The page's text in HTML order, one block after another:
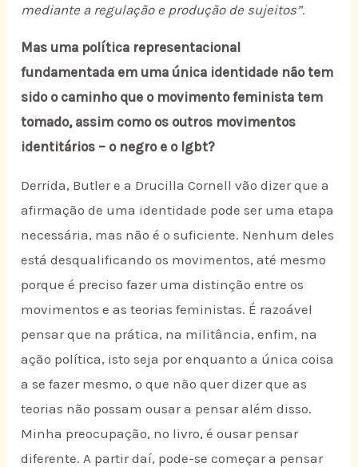
mediante a regulação e produção de sujeitos”.
Mas uma política representacional
fundamentada em uma única identidade não tem
sido o caminho que o movimento feminista tem
tomado, assim como os outros movimentos
identitários – o negro e o lgbt?
Derrida, Butler e a Drucilla Cornell vão dizer que a
afirmação de uma identidade pode ser uma etapa
necessária, mas não é o suficiente. Nenhum deles
está desqualificando os movimentos, até mesmo
porque é preciso fazer uma distinção entre os
movimentos e as teorias feministas. É razoável
pensar que na prática, na militância, enfim, na
ação política, isto seja por enquanto a única coisa
a se fazer mesmo, o que não quer dizer que as
teorias não possam ousar a pensar além disso.
Minha preocupação, no livro, é ousar pensar
diferente. A partir daí, pode-se começar a pensar